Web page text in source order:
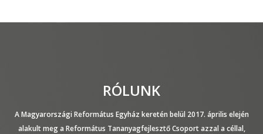
RÓLUNK
A Magyarországi Református Egyház keretén belül 2017. április elején
alakult meg a Református Tananyagfejlesztő Csoport azzal a céllal,